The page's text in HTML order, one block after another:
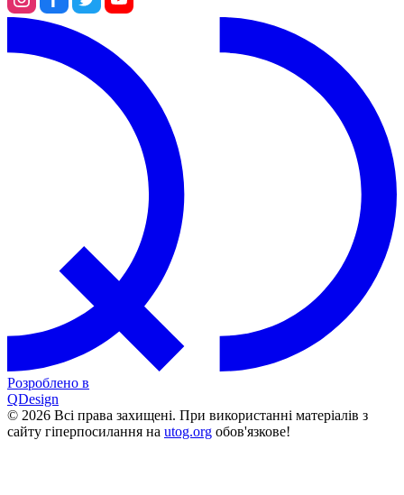
Розроблено в
QDesign
© 2026 Всі права захищені. При використанні матеріалів з
сайту гіперпосилання на utog.org обов'язкове!